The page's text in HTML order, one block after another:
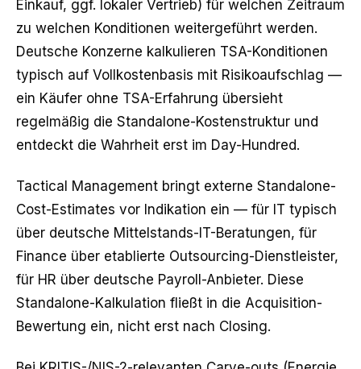
Einkauf, ggf. lokaler Vertrieb) für welchen Zeitraum
zu welchen Konditionen weitergeführt werden.
Deutsche Konzerne kalkulieren TSA-Konditionen
typisch auf Vollkostenbasis mit Risikoaufschlag —
ein Käufer ohne TSA-Erfahrung übersieht
regelmäßig die Standalone-Kostenstruktur und
entdeckt die Wahrheit erst im Day-Hundred.
Tactical Management bringt externe Standalone-
Cost-Estimates vor Indikation ein — für IT typisch
über deutsche Mittelstands-IT-Beratungen, für
Finance über etablierte Outsourcing-Dienstleister,
für HR über deutsche Payroll-Anbieter. Diese
Standalone-Kalkulation fließt in die Acquisition-
Bewertung ein, nicht erst nach Closing.